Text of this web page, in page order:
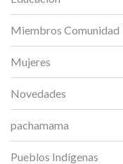
Miembros Comunidad
Mujeres
Novedades
pachamama
Pueblos Indígenas